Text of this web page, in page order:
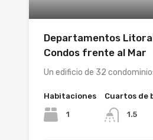
Departamentos
Condos frente al Mar
Un edificio de 32
Habitaciones
1
Cuartos de
1.5